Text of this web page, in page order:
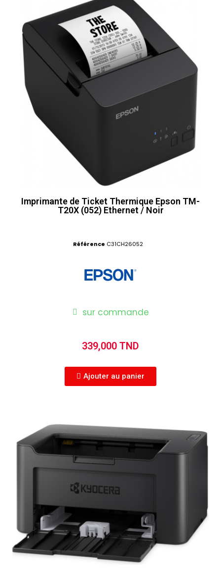
Imprimante de Ticket Thermique Epson TM-
T20X (052) Ethernet / Noir
Référence C31CH26052
sur commande
339,000 TND
Ajouter au panier